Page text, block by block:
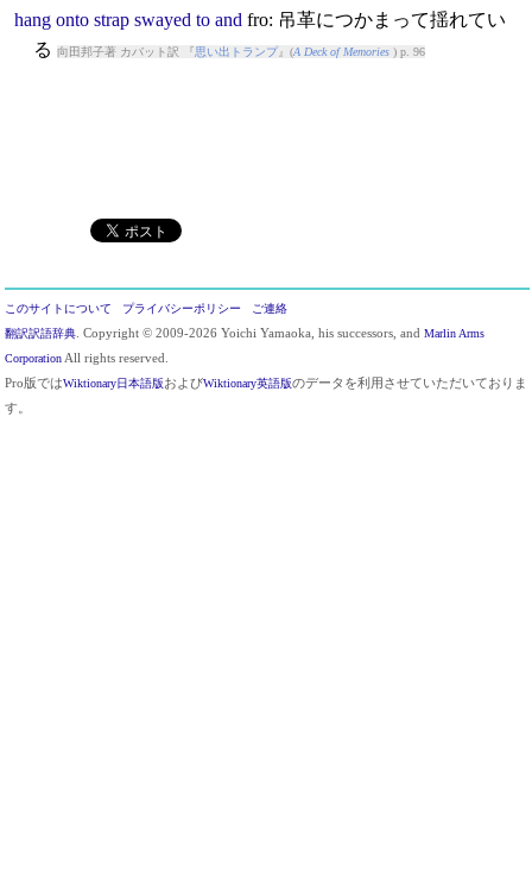
hang onto strap swayed to and fro: 吊革につかまって揺れてい
る 向田邦子著 カバット訳 『思い出トランプ』(A Deck of Memories) p. 96
このサイトについて プライバシーポリシー
ご連絡
翻訳訳語辞典 . Copyright © 2009-2026 Yoichi Yamaoka, his successors, and Marlin Arms
Corporation All rights reserved.
Pro版ではWiktionary日本語版およびWiktionary英語版のデータを利用させていただいておりま
す。